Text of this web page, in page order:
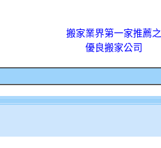
搬家業界第一家推薦之
優良搬家公司